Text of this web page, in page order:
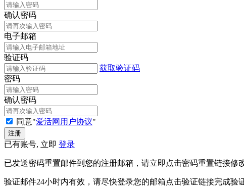
确认密码
电子邮箱
验证码
获取验证码
密码
确认密码
同意"爱活网用户协议"
已有账号, 立即 登录
已发送密码重置邮件到您的注册邮箱，请立即点击密码重置链接修
验证邮件24小时内有效，请尽快登录您的邮箱点击验证链接完成验